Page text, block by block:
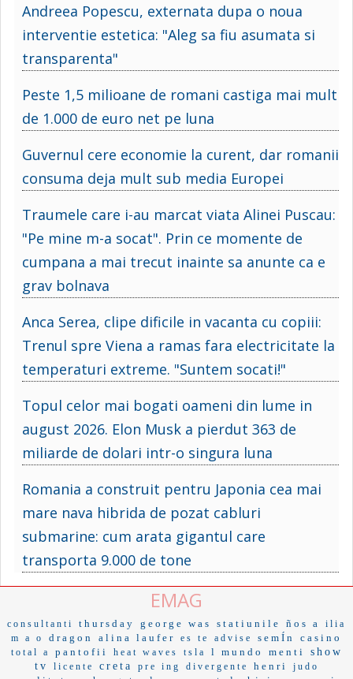
Andreea Popescu, externata dupa o noua
interventie estetica: "Aleg sa fiu asumata si
transparenta"
Peste 1,5 milioane de romani castiga mai mult
de 1.000 de euro net pe luna
Guvernul cere economie la curent, dar romanii
consuma deja mult sub media Europei
Traumele care i-au marcat viata Alinei Puscau:
"Pe mine m-a socat". Prin ce momente de
cumpana a mai trecut inainte sa anunte ca e
grav bolnava
Anca Serea, clipe dificile in vacanta cu copiii:
Trenul spre Viena a ramas fara electricitate la
temperaturi extreme. "Suntem socati!"
Topul celor mai bogati oameni din lume in
august 2026. Elon Musk a pierdut 363 de
miliarde de dolari intr-o singura luna
Romania a construit pentru Japonia cea mai
mare nava hibrida de pozat cabluri
submarine: cum arata gigantul care
transporta 9.000 de tone
EMAG
consultanti thursday george was statiunile ños a
ilia
m a o
dragon alina laufer es te advise semÍn casino
total a pantofii heat waves tsla l mundo menti
show
tv
licente creta pre ing divergente henri judo